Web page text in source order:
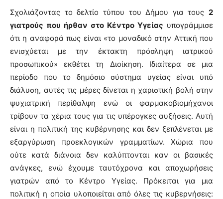
Σχολιάζοντας το δελτίο τύπου του Δήμου για τους 2
γιατρούς που ήρθαν στο Κέντρο Υγείας υπογράμμισε
ότι η αναφορά πως είναι «το μοναδικό στην Αττική που
ενισχύεται με την έκτακτη πρόσληψη ιατρικού
προσωπικού» εκθέτει τη Διοίκηση. Ιδιαίτερα σε μια
περίοδο που το δημόσιο σύστημα υγείας είναι υπό
διάλυση, αυτές τις μέρες δίνεται η χαριστική βολή στην
ψυχιατρική περίθαλψη ενώ οι φαρμακοβιομήχανοι
τρίβουν τα χέρια τους για τις υπέρογκες αυξήσεις. Αυτή
είναι η πολιτική της κυβέρνησης και δεν ξεπλένεται με
εξαργύρωση προεκλογικών γραμματίων. Χώρια που
ούτε κατά διάνοια δεν καλύπτονται καν οι βασικές
ανάγκες, ενώ έχουμε ταυτόχρονα και αποχωρήσεις
γιατρών από το Κέντρο Υγείας. Πρόκειται για μια
πολιτική η οποία υλοποιείται από όλες τις κυβερνήσεις: